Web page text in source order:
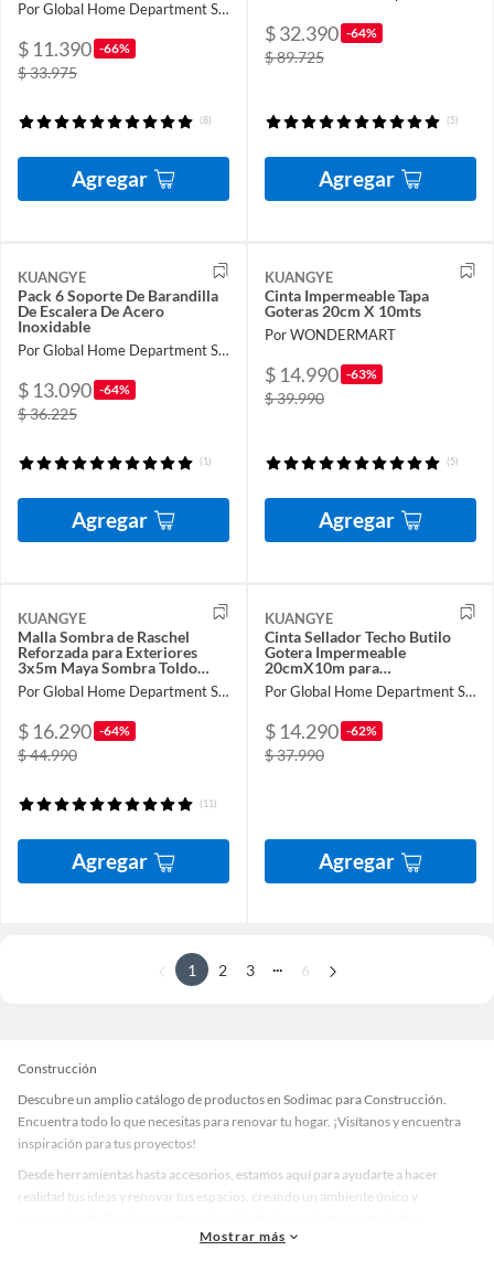
Por Global Home Department Store
$ 11.390 -66%
$ 33.975
(8)
Agregar
$ 32.390 -64%
$ 89.725
(5)
Agregar
KUANGYE
Pack 6 Soporte De Barandilla
De Escalera De Acero
Inoxidable
Por Global Home Department Store
$ 13.090 -64%
$ 36.225
(1)
Agregar
KUANGYE
Cinta Impermeable Tapa
Goteras 20cm X 10mts
Por WONDERMART
$ 14.990 -63%
$ 39.990
(5)
Agregar
KUANGYE
Malla Sombra de Raschel
Reforzada para Exteriores
3x5m Maya Sombra Toldo
para Jardin Sombreado 90%
Por Global Home Department Store
$ 16.290 -64%
$ 44.990
(11)
Agregar
KUANGYE
Cinta Sellador Techo Butilo
Gotera Impermeable
20cmX10m para
tuberías,toldos,ventanas y
techos
Por Global Home Department Store
$ 14.290 -62%
$ 37.990
Agregar
1 2 3 6
Construcción
Descubre un amplio catálogo de productos en Sodimac para Construcción.
Encuentra todo lo que necesitas para renovar tu hogar. ¡Visítanos y encuentra
inspiración para tus proyectos!
Desde herramientas hasta accesorios, estamos aquí para ayudarte a hacer
realidad tus ideas y renovar tus espacios, creando un ambiente único y
accesorios de calidad que te ayudarán a crear un espacio más tú.
Mostrar más